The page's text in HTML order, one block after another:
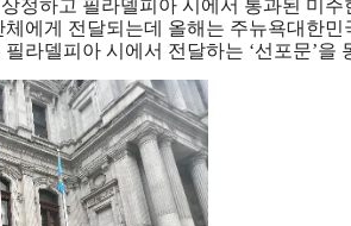
정하고 필라델피아 시에서 통과된 미
에게 전달되는데 올해는 주뉴욕대한
라델피아 시에서 전달하는 ‘선포문’을